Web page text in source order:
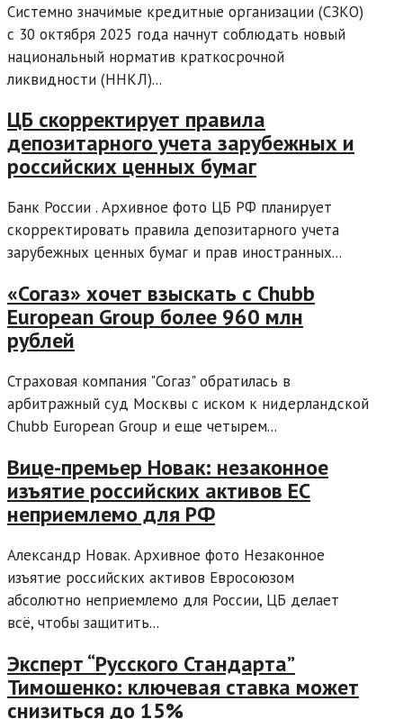
Системно значимые кредитные организации (СЗКО)
с 30 октября 2025 года начнут соблюдать новый
национальный норматив краткосрочной
ликвидности (ННКЛ)...
ЦБ скорректирует правила
депозитарного учета зарубежных и
российских ценных бумаг
Банк России . Архивное фото ЦБ РФ планирует
скорректировать правила депозитарного учета
зарубежных ценных бумаг и прав иностранных...
«Согаз» хочет взыскать с Chubb
European Group более 960 млн
рублей
Страховая компания "Согаз" обратилась в
арбитражный суд Москвы с иском к нидерландской
Chubb European Group и еще четырем...
Вице-премьер Новак: незаконное
изъятие российских активов ЕС
неприемлемо для РФ
Александр Новак. Архивное фото Незаконное
изъятие российских активов Евросоюзом
абсолютно неприемлемо для России, ЦБ делает
всё, чтобы защитить...
Эксперт “Русского Стандарта”
Тимошенко: ключевая ставка может
снизиться до 15%